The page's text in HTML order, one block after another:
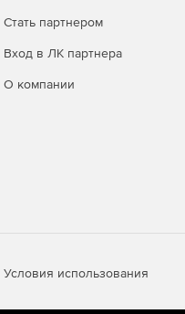
Стать партнером
Вход в ЛК партнера
О компании
Условия использования